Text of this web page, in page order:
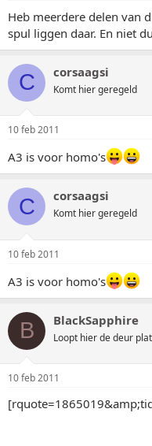
Heb meerdere delen van
spul liggen daar. En niet
C corsaagsi
Komt hier geregeld
10 feb 2011
A3 is voor homo's
C corsaagsi
Komt hier geregeld
10 feb 2011
A3 is voor homo's
B BlackSapphire
Loopt hier de deur plat
10 feb 2011